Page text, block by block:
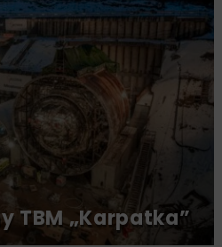
TBM „Karpatka”